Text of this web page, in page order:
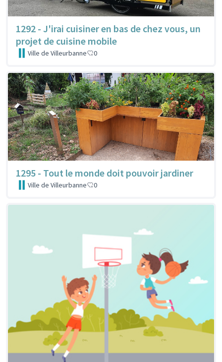
1292 - J'irai cuisiner en bas de chez vous, un
projet de cuisine mobile
Ville de Villeurbanne 0
1295 - Tout le monde doit pouvoir jardiner
Ville de Villeurbanne 0